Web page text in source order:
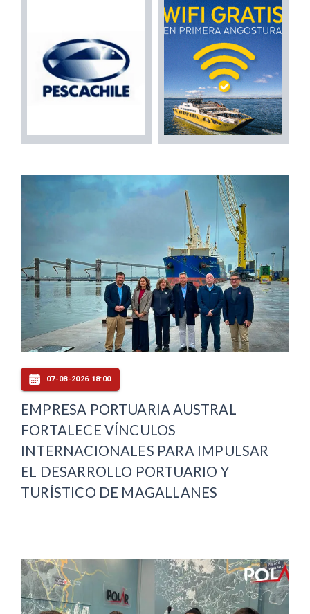
07-08-2026 18:00
EMPRESA PORTUARIA AUSTRAL
FORTALECE VÍNCULOS
INTERNACIONALES PARA IMPULSAR
EL DESARROLLO PORTUARIO Y
TURÍSTICO DE MAGALLANES